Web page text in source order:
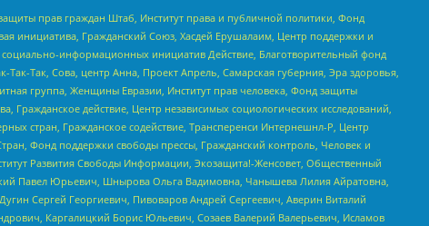
прав граждан Штаб, Институт права и публичной политики, Фонд
инициатива, Гражданский Союз, Хасдей Ерушалаим, Центр поддержки и
информационных инициатив Действие, Благотворительный фонд
Так, Сова, центр Анна, Проект Апрель, Самарская губерния, Эра здоровья,
группа, Женщины Евразии, Институт прав человека, Фонд защиты
Гражданское действие, Центр независимых социологических исследований,
стран, Гражданское содействие, Трансперенси Интернешнл-Р, Центр
Фонд поддержки свободы прессы, Гражданский контроль, Человек и
Развития Свободы Информации, Экозащита!-Женсовет, Общественный
Павел Юрьевич, Шнырова Ольга Вадимовна, Чанышева Лилия Айратовна,
Сергей Георгиевич, Пивоваров Андрей Сергеевич, Аверин Виталий
Каргалицкий Борис Юльевич, Созаев Валерий Валерьевич, Исламов